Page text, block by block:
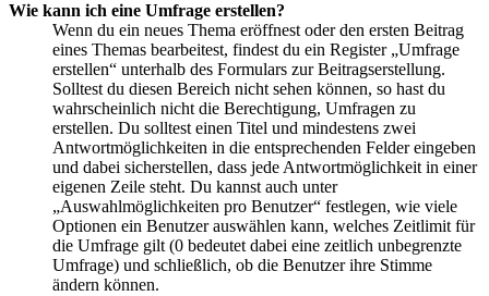
Wie kann ich eine Umfrage erstellen?
Wenn du ein neues Thema eröffnest oder den ersten Beitrag
eines Themas bearbeitest, findest du ein Register „Umfrage
erstellen“ unterhalb des Formulars zur Beitragserstellung.
Solltest du diesen Bereich nicht sehen können, so hast du
wahrscheinlich nicht die Berechtigung, Umfragen zu
erstellen. Du solltest einen Titel und mindestens zwei
Antwortmöglichkeiten in die entsprechenden Felder eingeben
und dabei sicherstellen, dass jede Antwortmöglichkeit in einer
eigenen Zeile steht. Du kannst auch unter
„Auswahlmöglichkeiten pro Benutzer“ festlegen, wie viele
Optionen ein Benutzer auswählen kann, welches Zeitlimit für
die Umfrage gilt (0 bedeutet dabei eine zeitlich unbegrenzte
Umfrage) und schließlich, ob die Benutzer ihre Stimme
ändern können.